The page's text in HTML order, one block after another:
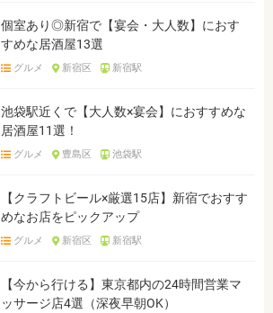
個室あり◎新宿で【宴会・大人数】におす
すめな居酒屋13選
グルメ 新宿区 新宿駅
池袋駅近くで【大人数×宴会】におすすめな
居酒屋11選！
グルメ 豊島区 池袋駅
【クラフトビール×厳選15店】新宿でおすす
めなお店をピックアップ
グルメ 新宿区 新宿駅
【今から行ける】東京都内の24時間営業マ
ッサージ店4選（深夜早朝OK）